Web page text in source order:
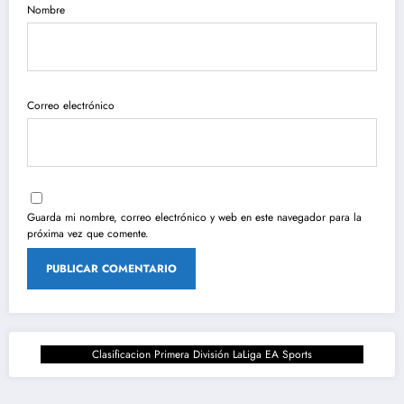
Nombre
Correo electrónico
Guarda mi nombre, correo electrónico y web en este navegador para la
próxima vez que comente.
Clasificacion Primera División LaLiga EA Sports